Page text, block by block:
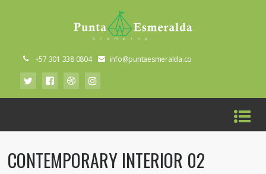
+57 301 338 0804 info@puntaesmeralda.co
CONTEMPORARY INTERIOR 02